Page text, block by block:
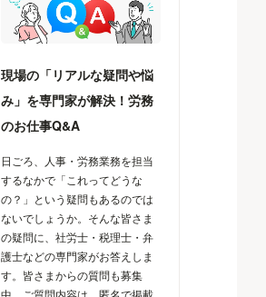
現場の「リアルな疑問や悩
み」を専門家が解決！労務
のお仕事Q&A
日ごろ、人事・労務業務を担当
するなかで「これってどうな
の？」という疑問もあるのでは
ないでしょうか。そんな皆さま
の疑問に、社労士・税理士・弁
護士などの専門家がお答えしま
す。皆さまからの質問も募集
中。ご質問内容は、匿名で掲載